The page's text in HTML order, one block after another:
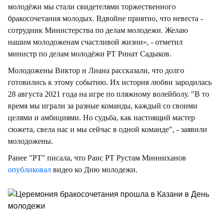
молодёжи мы стали свидетелями торжественного
бракосочетания молодых. Вдвойне приятно, что невеста -
сотрудник Министерства по делам молодежи. Желаю
нашим молодоженам счастливой жизни», - отметил
министр по делам молодёжи РТ Ринат Садыков.
Молодожены Виктор и Лиана рассказали, что долго
готовились к этому событию. Их история любви зародилась
28 августа 2021 года на игре по пляжному волейболу. "В то
время мы играли за разные команды, каждый со своими
целями и амбициями. Но судьба, как настоящий мастер
сюжета, свела нас и мы сейчас в одной команде", - заявили
молодожены.
Ранее "РТ" писала, что Раис РТ Рустам Минниханов
опубликовал видео ко Дню молодежи.